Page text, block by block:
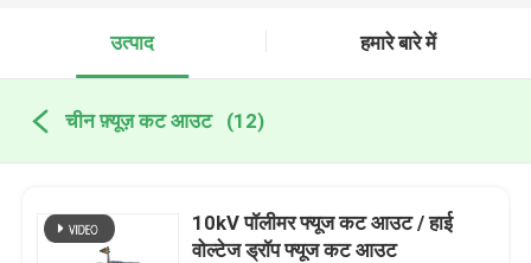
उत्पाद हमारे बारे में
चीन फ़्यूज़ कट आउट (12)
10kV पॉलीमर फ्यूज कट आउट / हाई
वोल्टेज ड्रॉप फ्यूज कट आउट